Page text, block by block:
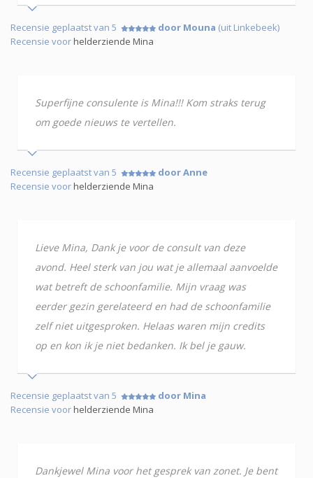
Recensie geplaatst van 5 door Mouna (uit Linkebeek)
Recensie voorhelderziende Mina
Superfijne consulente is Mina!!! Kom straks terug
om goede nieuws te vertellen.
Recensie geplaatst van 5
door Anne
Recensie voorhelderziende Mina
Lieve Mina, Dank je voor de consult van deze
avond. Heel sterk van jou wat je allemaal aanvoelde
wat betreft de schoonfamilie. Mijn vraag was
eerder gezin gerelateerd en had de schoonfamilie
zelf niet uitgesproken. Helaas waren mijn credits
op en kon ik je niet bedanken. Ik bel je gauw.
Recensie geplaatst van 5
door Mina
Recensie voorhelderziende Mina
Dankjewel Mina voor het gesprek van zonet. Je bent